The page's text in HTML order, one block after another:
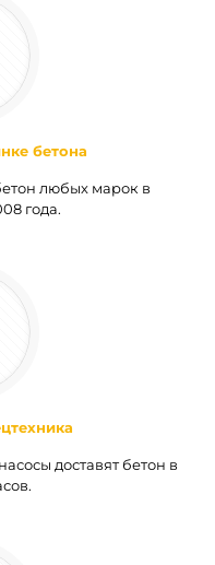
бетона
любых марок в
года.
доставят бетон в